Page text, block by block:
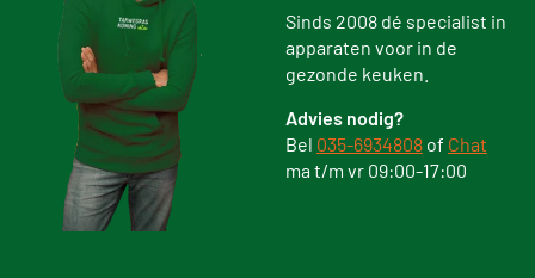
Sinds 2008 dé specialist in
apparaten voor in de
gezonde keuken.
Advies nodig?
Bel 035-6934808 of Chat
ma t/m vr 09:00-17:00